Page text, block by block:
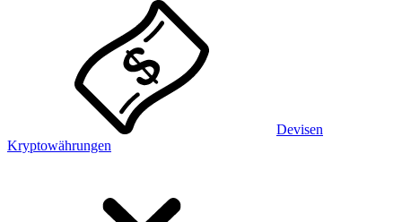
Devisen
Kryptowährungen